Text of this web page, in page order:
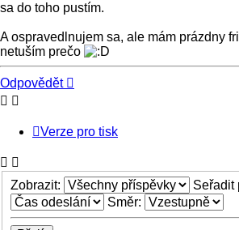
sa do toho pustím.
A ospravedlnujem sa, ale mám prázdny
netuším prečo
Nahoru
Odpovědět
Verze pro tisk
Zobrazit:
Seřadit
Směr: